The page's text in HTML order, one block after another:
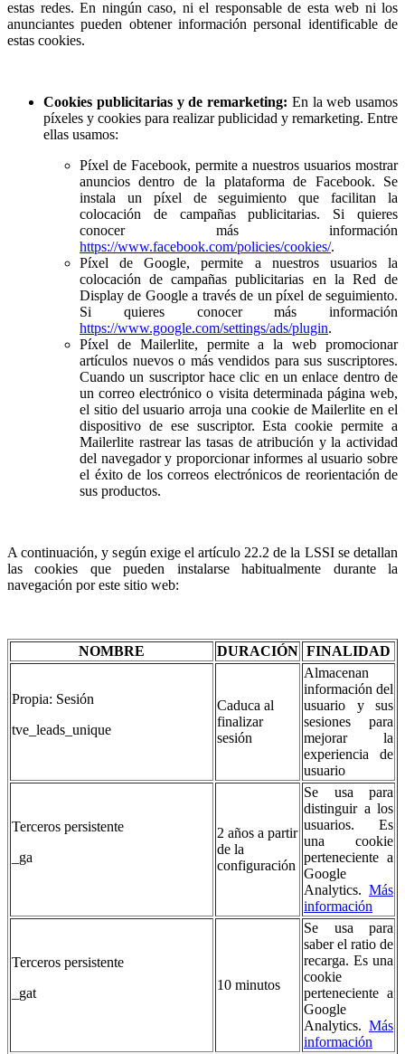
estas redes. En ningún caso, ni el responsable de esta web ni los
anunciantes pueden obtener información personal identificable de
estas cookies.
Cookies publicitarias y de remarketing: En la web usamos
píxeles y cookies para realizar publicidad y remarketing. Entre
ellas usamos:
Píxel de Facebook, permite a nuestros usuarios mostrar
anuncios dentro de la plataforma de Facebook. Se
instala un píxel de seguimiento que facilitan la
colocación de campañas publicitarias. Si quieres
conocer más información
https://www.facebook.com/policies/cookies/.
Píxel de Google, permite a nuestros usuarios la
colocación de campañas publicitarias en la Red de
Display de Google a través de un píxel de seguimiento.
Si quieres conocer más información
https://www.google.com/settings/ads/plugin.
Píxel de Mailerlite, permite a la web promocionar
artículos nuevos o más vendidos para sus suscriptores.
Cuando un suscriptor hace clic en un enlace dentro de
un correo electrónico o visita determinada página web,
el sitio del usuario arroja una cookie de Mailerlite en el
dispositivo de ese suscriptor. Esta cookie permite a
Mailerlite rastrear las tasas de atribución y la actividad
del navegador y proporcionar informes al usuario sobre
el éxito de los correos electrónicos de reorientación de
sus productos.
A continuación, y según exige el artículo 22.2 de la LSSI se detallan
las cookies que pueden instalarse habitualmente durante la
navegación por este sitio web:
NOMBRE DURACIÓN FINALIDAD
Propia: Sesión
tve_leads_unique
Caduca al
finalizar
sesión
Almacenan
información del
usuario y sus
sesiones para
mejorar la
experiencia de
usuario
Terceros persistente
_ga
2 años a partir
de la
configuración
Se usa para
distinguir a los
usuarios. Es
una cookie
perteneciente a
Google
Analytics. Más
información
Terceros persistente
_gat
10 minutos
Se usa para
saber el ratio de
recarga. Es una
cookie
perteneciente a
Google
Analytics. Más
información